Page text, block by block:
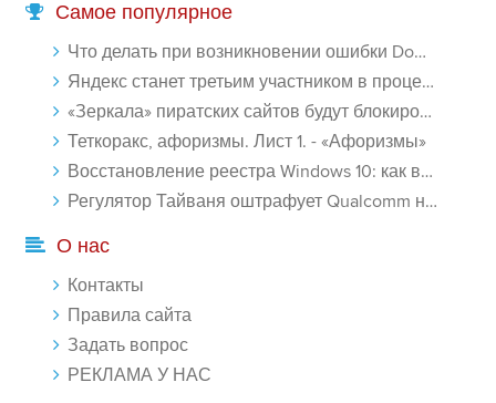
Самое популярное
Что делать при возникновении ошибки Download interrupted в Chrome - «Windows»
Яндекс станет третьим участником в процессе ФАС против Google - «Интернет»
«Зеркала» пиратских сайтов будут блокироваться! - «Интернет»
Теткоракс, афоризмы. Лист 1. - «Афоризмы»
Восстановление реестра Windows 10: как восстановить реестр Виндовс 10 - «Windows»
Регулятор Тайваня оштрафует Qualcomm на $774 млн - «Новости сети»
О нас
Контакты
Правила сайта
Задать вопрос
РЕКЛАМА У НАС